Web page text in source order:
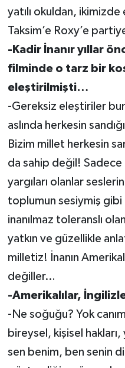
yatılı okuldan,
Taksim’e Roxy’e
-Kadir İnanır yıllar
filminde o tarz bir
eleştirilmişti…
-Gereksiz eleştiriler
aslında herkesin
Bizim millet herkesin
da sahip değil!
yargıları olanlar
toplumun sesiymiş gibi
inanılmaz toleranslı
yatkın ve güzellikle
milletiz! İnanın
değiller…
-Amerikalılar,
-Ne soğuğu? Yok
bireysel, kişisel hakları,
sen benim, ben senin